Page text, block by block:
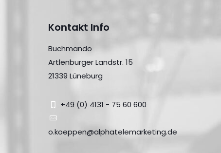
Kontakt Info
Buchmando
Artlenburger Landstr. 15
21339 Lüneburg
+49 (0) 4131 - 75 60 600
o.koeppen@alphatelemarketing.de